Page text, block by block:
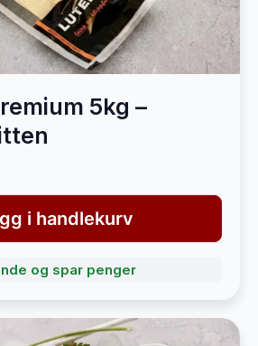
5kg –
i handlekurv
og spar penger